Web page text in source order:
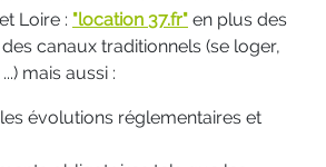
Loire : "location 37.fr" en plus des
canaux traditionnels (se loger,
mais aussi :
évolutions réglementaires et